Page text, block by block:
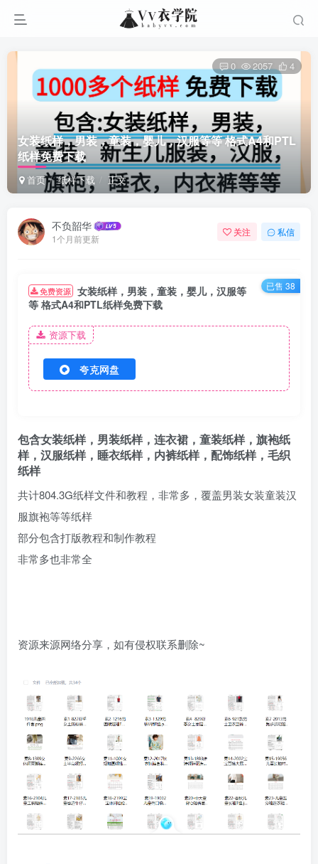
女装纸样，男装，童装，婴儿，汉服等等 格式A4和PTL
纸样免费下载
首页 纸样下载 正文
0 2057 4
不负韶华
1个月前更新
关注 私信
已售 38
免费资源 女装纸样，男装，童装，婴儿，汉服等
等 格式A4和PTL纸样免费下载
资源下载
夸克网盘
包含女装纸样，男装纸样，连衣裙，童装纸样，旗袍纸
样，汉服纸样，睡衣纸样，内裤纸样，配饰纸样，毛织
纸样
共计804.3G纸样文件和教程，非常多，覆盖男装女装童装汉
服旗袍等等纸样
部分包含打版教程和制作教程
非常多也非常全
资源来源网络分享，如有侵权联系删除~